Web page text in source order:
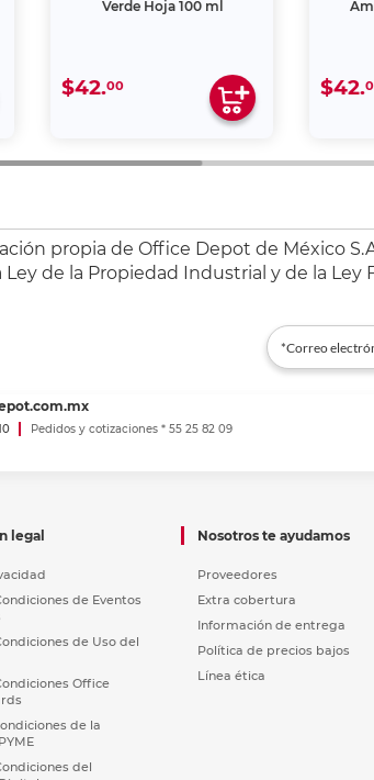
Verde Hoja 100 ml
$42. 00 $42.
propia de Office Depot de México
de la Propiedad Industrial y de la Ley
Pedidos y cotizaciones * 55 25 82 09
legal
de Eventos
de Uso del
Office
de la
del
Nosotros te ayudamos
Proveedores
Extra cobertura
Información de entrega
Política de precios bajos
Línea ética